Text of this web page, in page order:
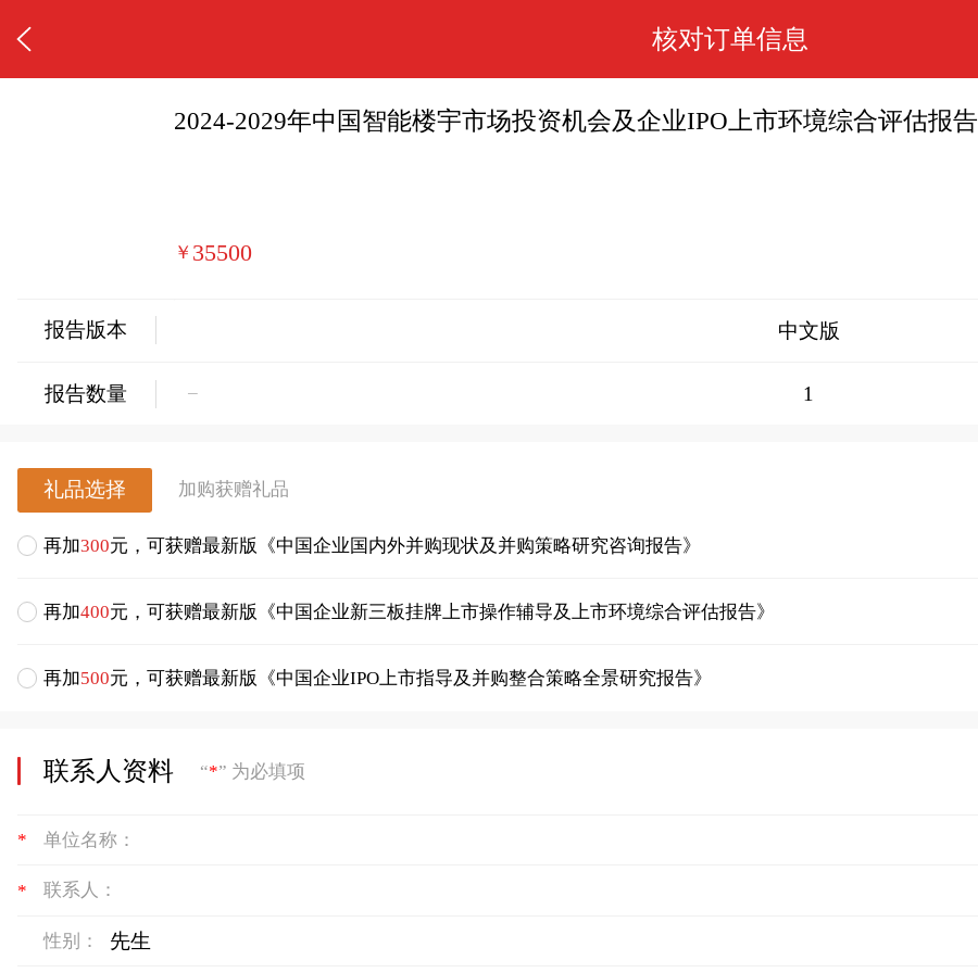
核对订单信息
2024-2029年中国智能楼宇市场投资机会及企业IPO上市环境综合评估报告
￥ 35500
报告版本 中文版
报告数量 −
礼品选择 加购获赠礼品
再加300元，可获赠最新版《中国企业国内外并购现状及并购策略研究咨询报告》
再加400元，可获赠最新版《中国企业新三板挂牌上市操作辅导及上市环境综合评估报告》
再加500元，可获赠最新版《中国企业IPO上市指导及并购整合策略全景研究报告》
联系人资料 “*” 为必填项
* 单位名称：
* 联系人：
性别：